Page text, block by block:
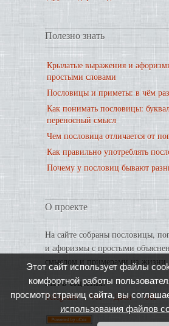
Полезно знать
Крылатые выражения и
простыми словами
Пословицы и приметы: в чём
Как понимать пословицы:
переносный смысл
Чем пословица отличается от
Как правильно употреблять
Почему у пословиц бывают
О проекте
На сайте собраны пословицы,
и афоризмы с простыми
смыслом и примерами из жизни.
Мы в соцсетях:
Telegram · VK · Дзен · OK
Этот сайт использует файлы
комфортной работы
просмотр страниц сайта, вы
использования файлов